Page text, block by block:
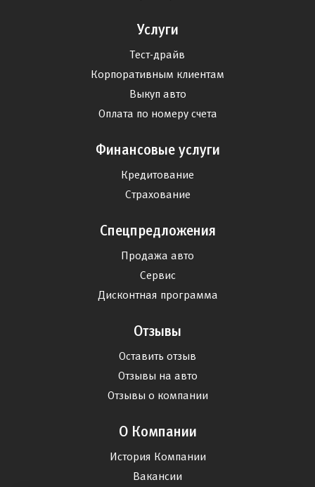
Услуги
Тест-драйв
Корпоративным клиентам
Выкуп авто
Оплата по номеру счета
Финансовые услуги
Кредитование
Страхование
Спецпредложения
Продажа авто
Сервис
Дисконтная программа
Отзывы
Оставить отзыв
Отзывы на авто
Отзывы о компании
О Компании
История Компании
Вакансии